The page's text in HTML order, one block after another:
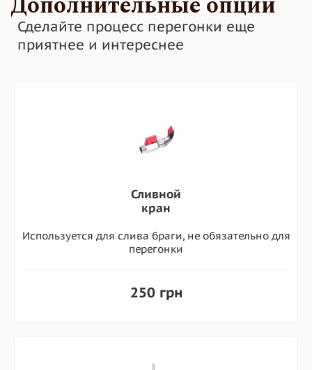
Сделайте процесс перегонки еще
приятнее и интереснее
Сливной
кран
Используется для слива браги, не обязательно для
перегонки
250 грн